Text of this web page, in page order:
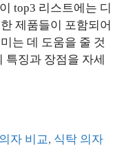
top3 리스트에는 디
제품들이 포함되어
는 데 도움을 줄 것
특징과 장점을 자세
자 비교, 식탁 의자